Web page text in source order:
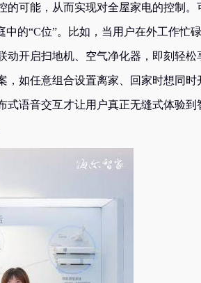
可能，从而实现对全屋家电的控制。
的“C位”。比如，当用户在外工作忙
动开启扫地机、空气净化器，即刻轻松
，如任意组合设置离家、回家时想同时
式语音交互才让用户真正无缝式体验到